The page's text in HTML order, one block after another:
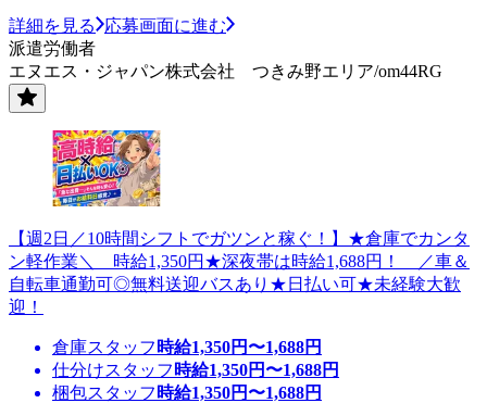
詳細を見る
応募画面に進む
派遣労働者
エヌエス・ジャパン株式会社 つきみ野エリア/om44RG
【週2日／10時間シフトでガツンと稼ぐ！】★倉庫でカンタ
ン軽作業＼ 時給1,350円★深夜帯は時給1,688円！ ／車＆
自転車通勤可◎無料送迎バスあり★日払い可★未経験大歓
迎！
倉庫スタッフ 時給1,350円〜1,688円
仕分けスタッフ 時給1,350円〜1,688円
梱包スタッフ 時給1,350円〜1,688円